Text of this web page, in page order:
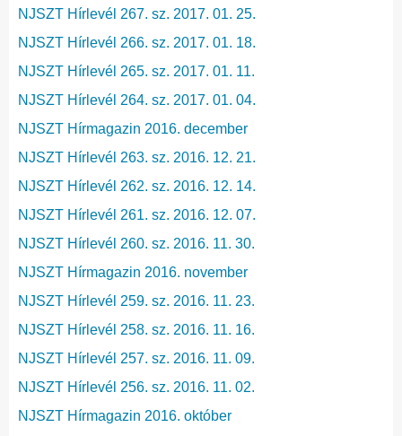
NJSZT Hírlevél 267. sz. 2017. 01. 25.
NJSZT Hírlevél 266. sz. 2017. 01. 18.
NJSZT Hírlevél 265. sz. 2017. 01. 11.
NJSZT Hírlevél 264. sz. 2017. 01. 04.
NJSZT Hírmagazin 2016. december
NJSZT Hírlevél 263. sz. 2016. 12. 21.
NJSZT Hírlevél 262. sz. 2016. 12. 14.
NJSZT Hírlevél 261. sz. 2016. 12. 07.
NJSZT Hírlevél 260. sz. 2016. 11. 30.
NJSZT Hírmagazin 2016. november
NJSZT Hírlevél 259. sz. 2016. 11. 23.
NJSZT Hírlevél 258. sz. 2016. 11. 16.
NJSZT Hírlevél 257. sz. 2016. 11. 09.
NJSZT Hírlevél 256. sz. 2016. 11. 02.
NJSZT Hírmagazin 2016. október